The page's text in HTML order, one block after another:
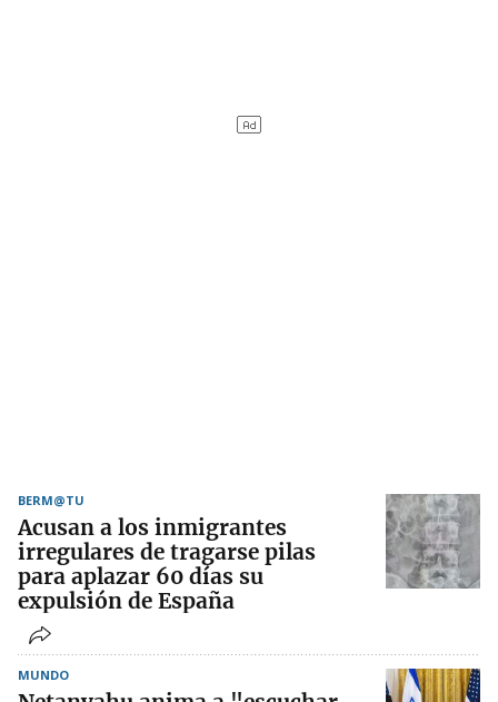
BERM@TU
Acusan a los inmigrantes
irregulares de tragarse pilas
para aplazar 60 días su
expulsión de España
MUNDO